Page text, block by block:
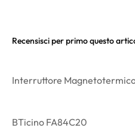
Recensisci per primo questo
Interruttore
BTicino FA84C20